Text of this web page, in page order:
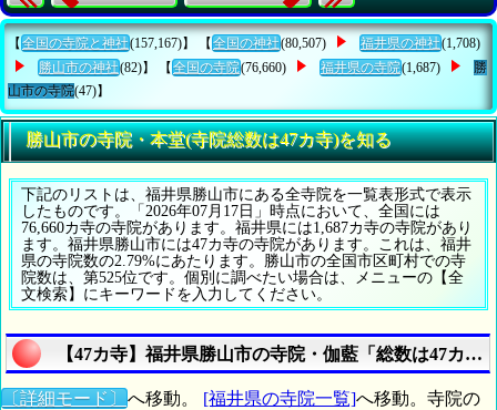
【 全国の寺院と神社(157,167)】 【 全国の神社(80,507) 福井県の神社(1,708)
勝山市の神社(82)】 【 全国の寺院(76,660) 福井県の寺院(1,687)
勝
山市の寺院(47)】
勝山市の寺院・本堂(寺院総数は47カ寺)を知る
下記のリストは、福井県勝山市にある全寺院を一覧表形式で表示
したものです。「2026年07月17日」時点において、全国には
76,660カ寺の寺院があります。福井県には1,687カ寺の寺院があり
ます。福井県勝山市には47カ寺の寺院があります。これは、福井
県の寺院数の2.79%にあたります。勝山市の全国市区町村での寺
院数は、第525位です。個別に調べたい場合は、メニューの【全
文検索】にキーワードを入力してください。
【47カ寺】福井県勝山市の寺院・伽藍「総数は47カ寺
〔詳細モード〕 へ移動。 [福井県の寺院一覧]へ移動。寺院の